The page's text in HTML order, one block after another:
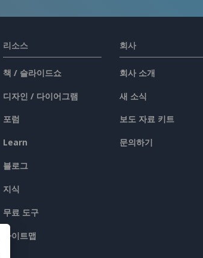
리소스
책 / 슬라이드쇼
디자인 / 다이어그램
포럼
Learn
블로그
지식
무료 도구
사이트맵
회사
회사 소개
새 소식
보도 자료 키트
문의하기